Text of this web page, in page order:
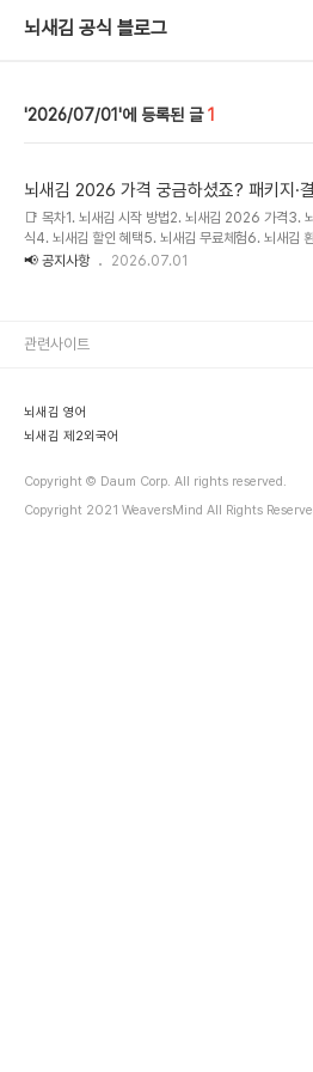
뇌새김 공식 블로그
2026/07/01 1
뇌새김 2026 가격 궁금하셨죠? 패키지·
까지 정리했습니다
📑 목차1. 뇌새김 시작 방법2. 뇌새김 2026 가격3.
식4. 뇌새김 할인 혜택5. 뇌새김 무료체험6. 뇌새김
김 약정·해지8. 뇌새김 평생 가성비9. 뇌새김 알뜰하게
음 알아보시는 분들을 위해 시작 방법과 가격, 결제·환
통화로 목표·..
📢 공지사항 2026.07.01
뇌새김 영어
뇌새김 제2외국어
Copyright © Daum Corp. All rights reserved.
Copyright 2021 WeaversMind All Rights
관련사이트